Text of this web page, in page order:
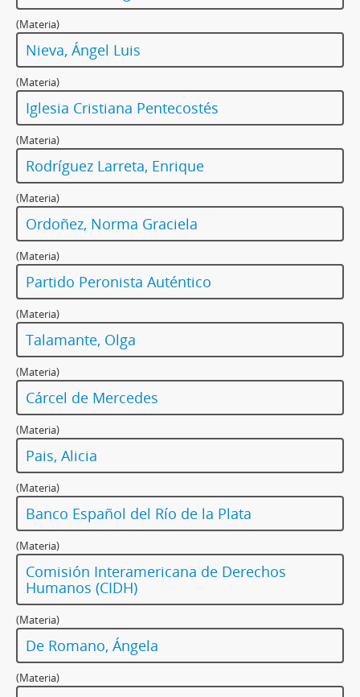
(Materia)
Nieva, Ángel Luis
(Materia)
Iglesia Cristiana Pentecostés
(Materia)
Rodríguez Larreta, Enrique
(Materia)
Ordoñez, Norma Graciela
(Materia)
Partido Peronista Auténtico
(Materia)
Talamante, Olga
(Materia)
Cárcel de Mercedes
(Materia)
Pais, Alicia
(Materia)
Banco Español del Río de la Plata
(Materia)
Comisión Interamericana de Derechos
Humanos (CIDH)
(Materia)
De Romano, Ángela
(Materia)